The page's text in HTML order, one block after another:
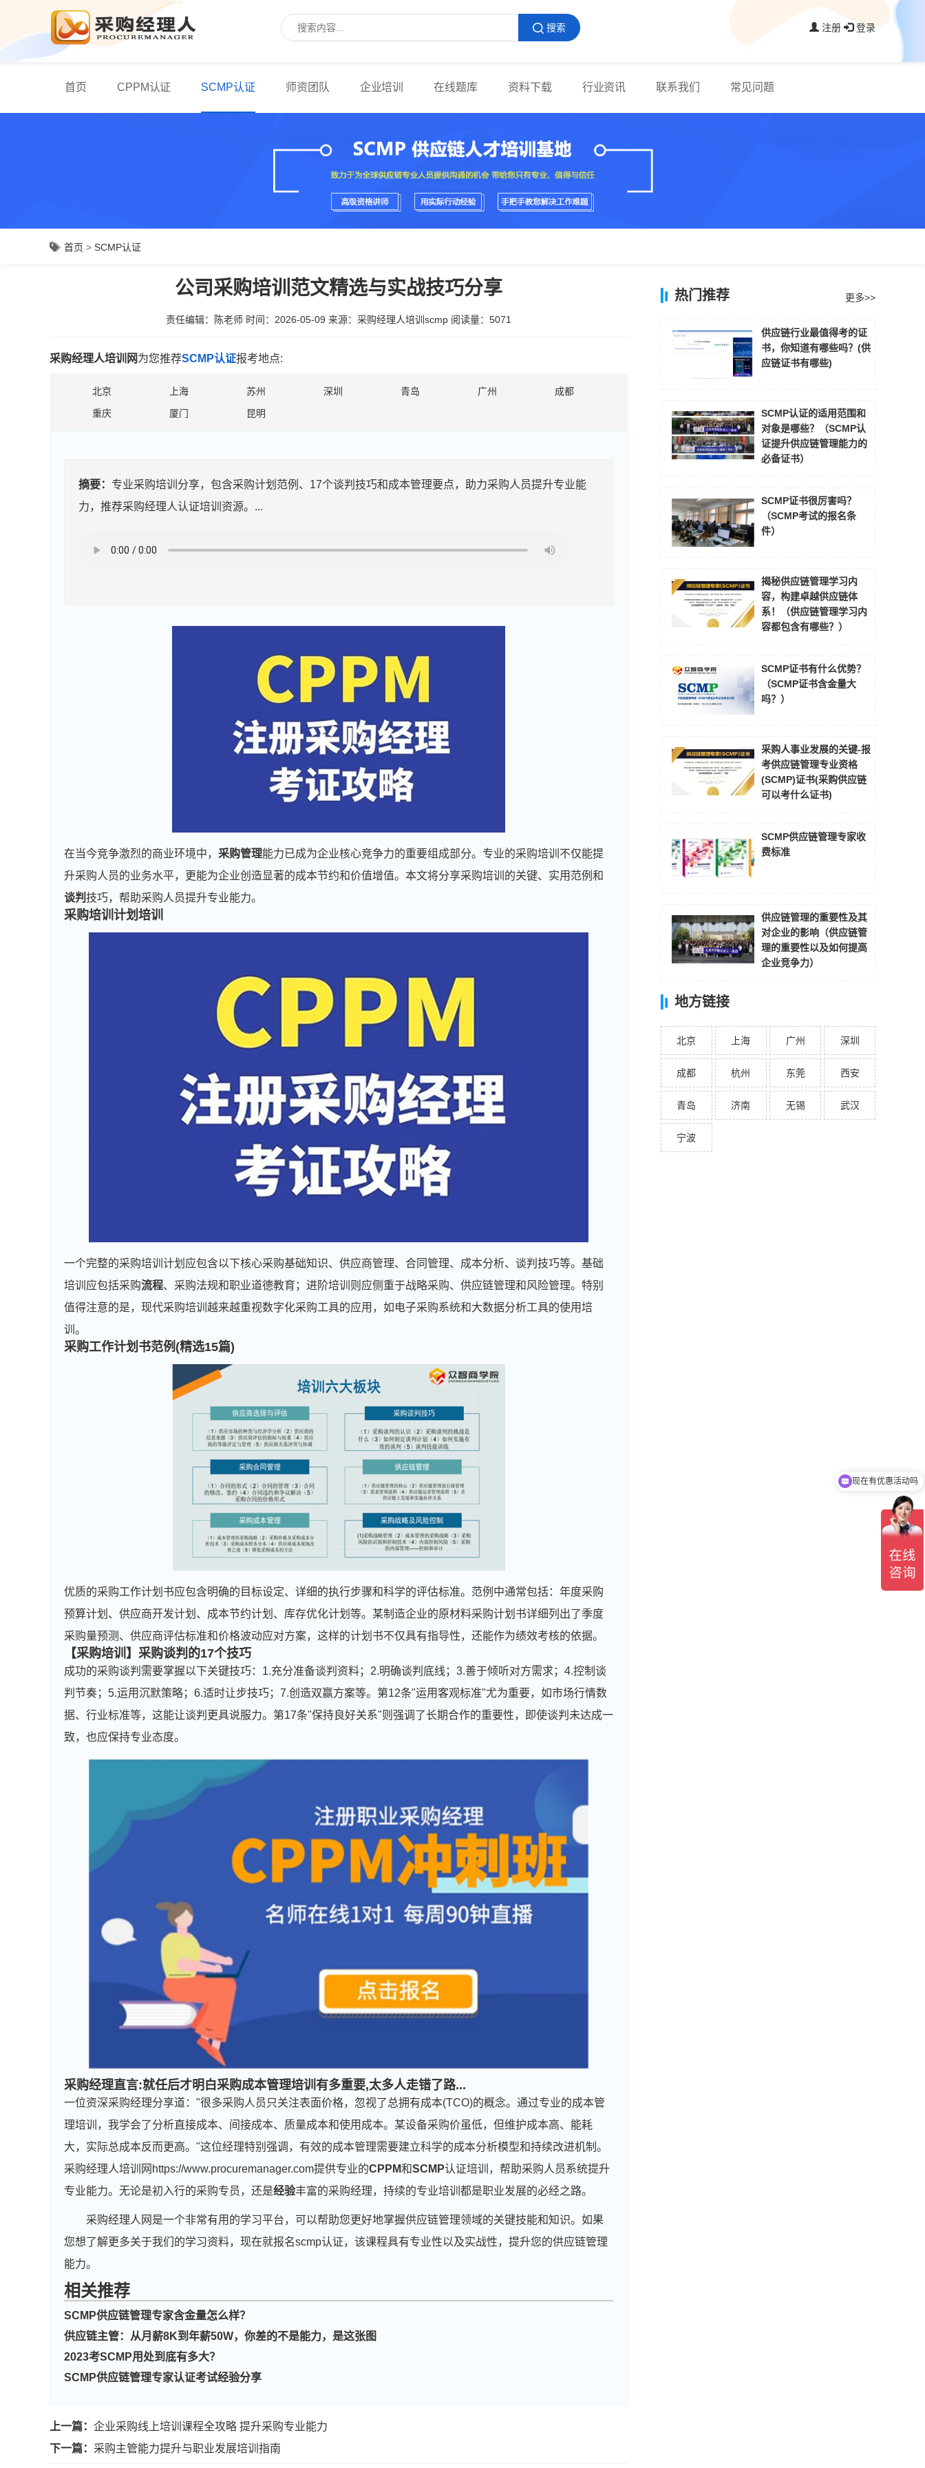
搜索 注册 登录
首页 CPPM认证 SCMP认证 师资团队 企业培训 在线题库 资料下载 行业资讯 联系我们 常见问题
首页 > SCMP认证
公司采购培训范文精选与实战技巧分享
责任编辑：陈老师 时间：2026-05-09 来源： 采购经理人培训scmp 阅读量：5071
采购经理人培训网为您推荐SCMP认证报考地点:
北京 上海 苏州 深圳 青岛 广州
成都
重庆
厦门 昆明
摘要： 专业采购培训分享，包含采购计划范例、17个谈判技巧和成本管理要点，助力采购人员提升专业能
力，推荐采购经理人认证培训资源。...
在当今竞争激烈的商业环境中， 采购管理能力已成为企业核心竞争力的重要组成部分。专业的采购培训不仅能提
升采购人员的业务水平，更能为企业创造显著的成本节约和价值增值。本文将分享采购培训的关键、实用范例和
谈判 技巧，帮助采购人员提升专业能力。
采购培训计划培训
一个完整的采购培训计划应包含以下核心采购基础知识、供应商管理、合同管理、成本分析、谈判技巧等。基础
培训应包括采购流程、采购法规和职业道德教育；进阶培训则应侧重于战略采购、供应链管理和风险管理。特别
值得注意的是，现代采购培训越来越重视数字化采购工具的应用，如电子采购系统和大数据分析工具的使用培
训。
采购工作计划书范例(精选15篇)
优质的采购工作计划书应包含明确的目标设定、详细的执行步骤和科学的评估标准。范例中通常包括：年度采购
预算计划、供应商开发计划、成本节约计划、库存优化计划等。某制造企业的原材料采购计划书详细列出了季度
采购量预测、供应商评估标准和价格波动应对方案，这样的计划书不仅具有指导性，还能作为绩效考核的依据。
【采购培训】 采购谈判 的17个技巧
成功的采购谈判需要掌握以下关键技巧：1.充分准备谈判资料；2.明确谈判底线；3.善于倾听对方需求；4.控制谈
判节奏；5.运用沉默策略；6.适时让步技巧；7.创造双赢方案等。第12条"运用客观标准"尤为重要，如市场行情数
据、行业标准等，这能让谈判更具说服力。第17条"保持良好关系"则强调了长期合作的重要性，即使谈判未达成一
致，也应保持专业态度。
采购经理直言:就任后才明白 采购成本管理培训有多重要,太多人走错了路...
一位资深采购经理分享道："很多采购人员只关注表面价格，忽视了总拥有成本(TCO)的概念。通过专业的成本管
理培训，我学会了分析直接成本、间接成本、质量成本和使用成本。某设备采购价虽低，但维护成本高、能耗
大，实际总成本反而更高。"这位经理特别强调，有效的成本管理需要建立科学的成本分析模型和持续改进机制。
采购经理人培训网https://www.procuremanager.com提供专业的CPPM和SCMP认证培训，帮助采购人员系统提升
专业能力。无论是初入行的采购专员，还是经验丰富的采购经理，持续的专业培训都是职业发展的必经之路。
采购经理人网是一个非常有用的学习平台，可以帮助您更好地掌握供应链管理领域的关键技能和知识。如果
您想了解更多关于我们的学习资料，现在就报名scmp认证，该课程具有专业性以及实战性，提升您的供应链管理
能力。
相关推荐
SCMP供应链管理专家含金量怎么样？
供应链主管：从月薪8K到年薪50W，你差的不是能力，是这张图
2023考SCMP用处到底有多大？
SCMP供应链管理专家认证考试经验分享
上一篇： 企业采购线上培训课程全攻略 提升采购专业能力
下一篇： 采购主管能力提升与职业发展培训指南
热门推荐 更多>>
供应链行业最值得考的证
书，你知道有哪些吗？(供
应链证书有哪些)
SCMP认证的适用范围和
对象是哪些？（SCMP认
证提升供应链管理能力的
必备证书）
SCMP证书很厉害吗？
（SCMP考试的报名条
件）
揭秘供应链管理学习内
容，构建卓越供应链体
系！（供应链管理学习内
容都包含有哪些？）
SCMP证书有什么优势？
（SCMP证书含金量大
吗？）
采购人事业发展的关键-报
考供应链管理专业资格
(SCMP)证书(采购供应链
可以考什么证书)
SCMP供应链管理专家收
费标准
供应链管理的重要性及其
对企业的影响（供应链管
理的重要性以及如何提高
企业竞争力）
地方链接
北京 上海 广州 深圳
成都 杭州 东莞 西安
青岛 济南 无锡 武汉
宁波
现在有优惠活动吗